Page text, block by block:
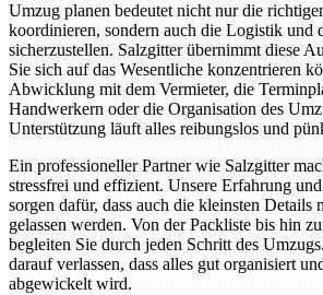
Umzug planen bedeutet nicht nur die
koordinieren, sondern auch die Logistik und
sicherzustellen. Salzgitter übernimmt diese
Sie sich auf das Wesentliche konzentrieren
Abwicklung mit dem Vermieter, die
Handwerkern oder die Organisation des
Unterstützung läuft alles reibungslos und
Ein professioneller Partner wie Salzgitter
stressfrei und effizient. Unsere Erfahrung
sorgen dafür, dass auch die kleinsten Details
gelassen werden. Von der Packliste bis hin
begleiten Sie durch jeden Schritt des
darauf verlassen, dass alles gut organisiert
abgewickelt wird.